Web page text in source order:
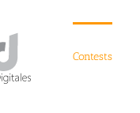
Contests